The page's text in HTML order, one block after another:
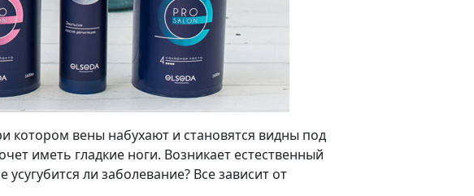
котором вены набухают и становятся видны под
иметь гладкие ноги. Возникает естественный
ли заболевание? Все зависит от